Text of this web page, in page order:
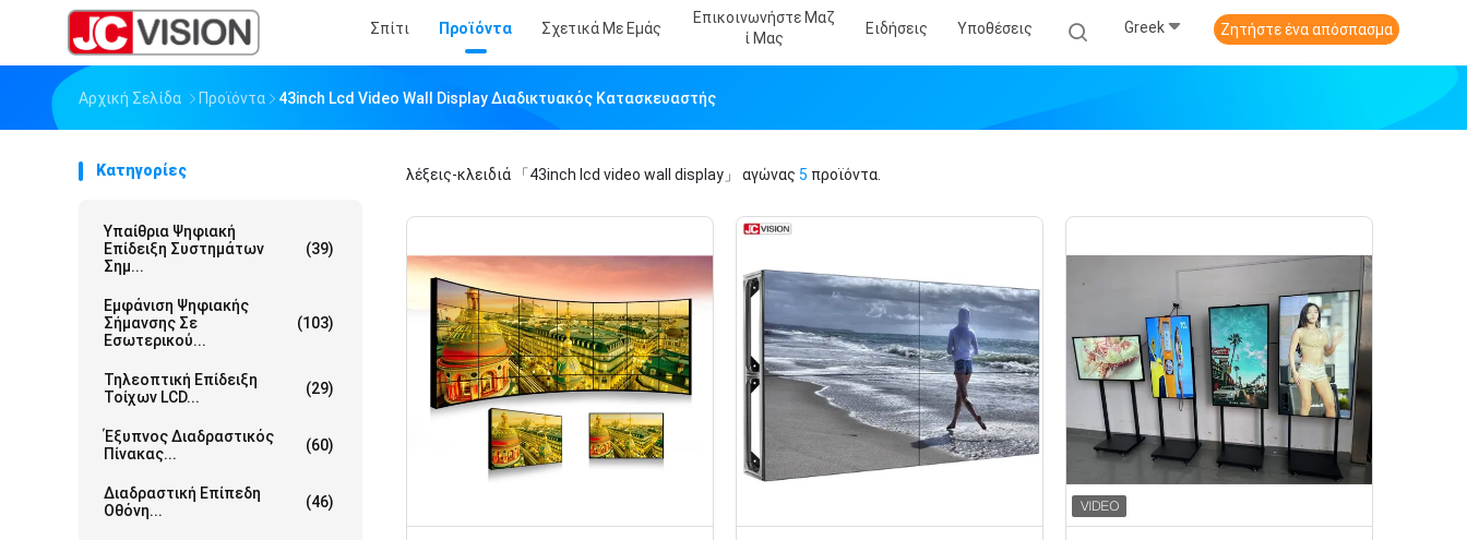
Σπίτι Προϊόντα Σχετικά Με Εμάς
Επικοινωνήστε Μαζ
Ί Μας
Ειδήσεις Υποθέσεις Greek Ζητήστε ένα απόσπασμα
Αρχική Σελίδα Προϊόντα 43inch Lcd Video Wall Display Διαδικτυακός Κατασκευαστής
Κατηγορίες
Υπαίθρια Ψηφιακή
Επίδειξη Συστημάτων
Σημ...
(39)
Εμφάνιση Ψηφιακής
Σήμανσης Σε
Εσωτερικού...
(103)
Τηλεοπτική Επίδειξη
Τοίχων LCD...
(29)
Έξυπνος Διαδραστικός
Πίνακας...
(60)
Διαδραστική Επίπεδη
Οθόνη...
(46)
λέξεις-κλειδιά 「43inch lcd video wall display」 αγώνας 5 προϊόντα.